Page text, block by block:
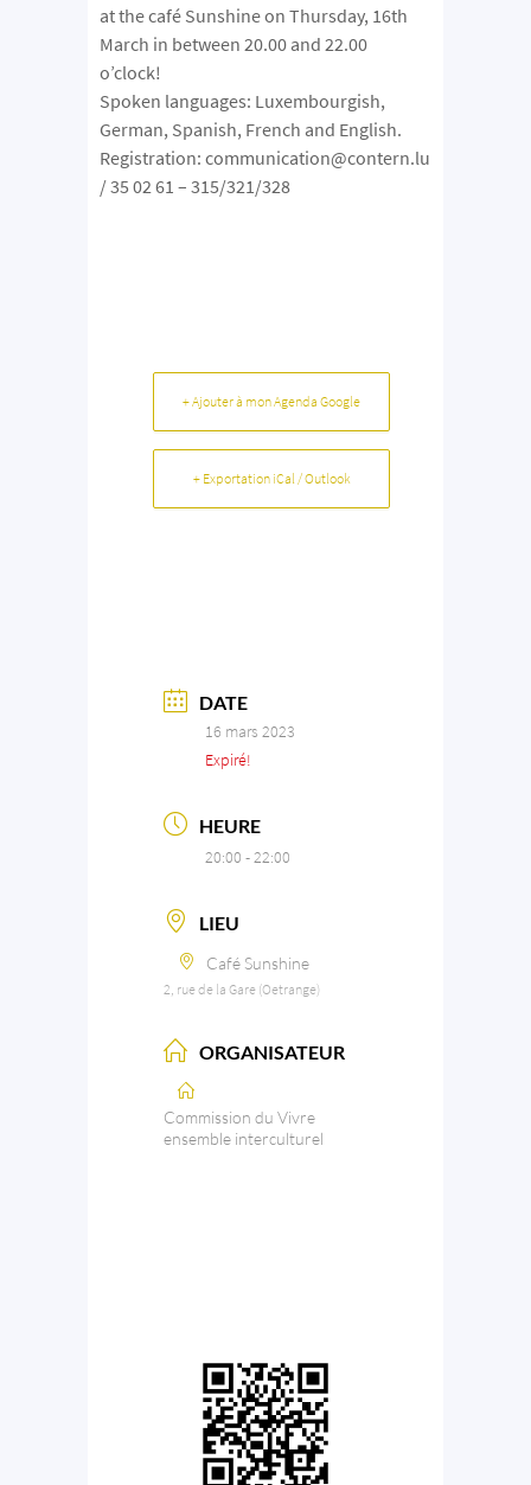
at the café Sunshine on Thursday, 16th
March in between 20.00 and 22.00
o’clock!
Spoken languages: Luxembourgish,
German, Spanish, French and English.
Registration: communication@contern.lu
/ 35 02 61 – 315/321/328
+ Ajouter à mon Agenda Google
+ Exportation iCal / Outlook
DATE
16 mars 2023
Expiré!
HEURE
20:00 - 22:00
LIEU
Café Sunshine
2, rue de la Gare (Oetrange)
ORGANISATEUR
Commission du Vivre
ensemble interculturel